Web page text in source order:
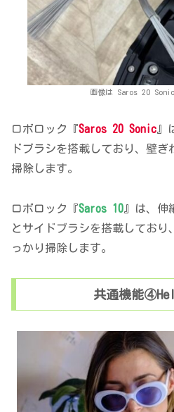
画像は Saros 20 Sonic
ロボロック『Saros 20 Sonic』
ドブラシを搭載しており、壁
掃除します。
ロボロック『Saros 10』は、伸
とサイドブラシを搭載しており
っかり掃除します。
共通機能